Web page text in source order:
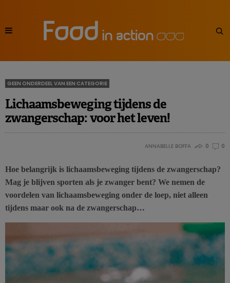
GEEN ONDERDEEL VAN EEN CATEGORIE
Lichaamsbeweging tijdens de
zwangerschap: voor het leven!
ANNABELLE BOFFA 0 0
Hoe belangrijk is lichaamsbeweging tijdens de zwangerschap?
Mag je blijven sporten als je zwanger bent? We nemen de
voordelen van lichaamsbeweging onder de loep, niet alleen
tijdens maar ook na de zwangerschap…